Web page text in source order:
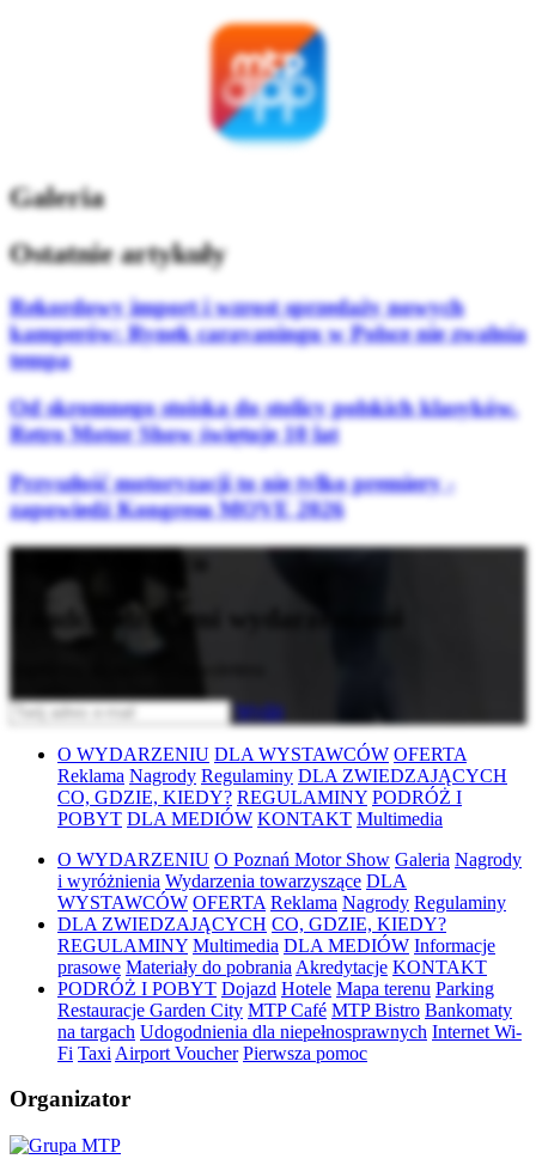
Galeria
Ostatnie artykuły
Rekordowy import i wzrost sprzedaży nowych
kamperów: Rynek caravaningu w Polsce nie zwalnia
tempa
Od skromnego stoiska do stolicy polskich klasyków.
Retro Motor Show świętuje 10 lat
Przyszłość motoryzacji to nie tylko premiery -
zapowiedź Kongresu MOVE 2026
Bądź na bieżąco
z nadchodzącymi wydarzeniami
Wyślij
O WYDARZENIU DLA WYSTAWCÓW OFERTA
Reklama Nagrody Regulaminy DLA ZWIEDZAJĄCYCH
CO, GDZIE, KIEDY? REGULAMINY PODRÓŻ I
POBYT DLA MEDIÓW KONTAKT Multimedia
O WYDARZENIU O Poznań Motor Show Galeria Nagrody
i wyróżnienia Wydarzenia towarzyszące DLA
WYSTAWCÓW OFERTA Reklama Nagrody Regulaminy
DLA ZWIEDZAJĄCYCH CO, GDZIE, KIEDY?
REGULAMINY Multimedia DLA MEDIÓW Informacje
prasowe Materiały do pobrania Akredytacje KONTAKT
PODRÓŻ I POBYT Dojazd Hotele Mapa terenu Parking
Restauracje Garden City MTP Café MTP Bistro Bankomaty
na targach Udogodnienia dla niepełnosprawnych Internet Wi-
Fi Taxi Airport Voucher Pierwsza pomoc
Organizator